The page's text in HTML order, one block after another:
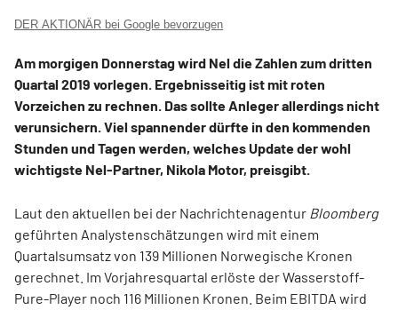
DER AKTIONÄR bei Google bevorzugen
Am morgigen Donnerstag wird Nel die Zahlen zum dritten
Quartal 2019 vorlegen. Ergebnisseitig ist mit roten
Vorzeichen zu rechnen. Das sollte Anleger allerdings nicht
verunsichern. Viel spannender dürfte in den kommenden
Stunden und Tagen werden, welches Update der wohl
wichtigste Nel-Partner, Nikola Motor, preisgibt.
Laut den aktuellen bei der Nachrichtenagentur Bloomberg
geführten Analystenschätzungen wird mit einem
Quartalsumsatz von 139 Millionen Norwegische Kronen
gerechnet. Im Vorjahresquartal erlöste der Wasserstoff-
Pure-Player noch 116 Millionen Kronen. Beim EBITDA wird